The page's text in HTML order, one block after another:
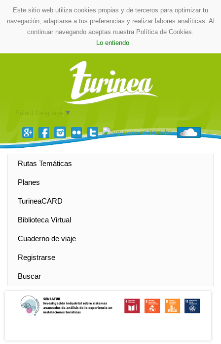
Este sitio web utiliza cookies propias y de terceros para optimizar tu
navegación, adaptarse a tus preferencias y realizar labores analíticas. Al
continuar navegando aceptas nuestra Política de Cookies.
Lo entiendo
▼
Rutas Temáticas
Planes
TurineaCARD
Biblioteca Virtual
Cuaderno de viaje
Registrarse
Buscar